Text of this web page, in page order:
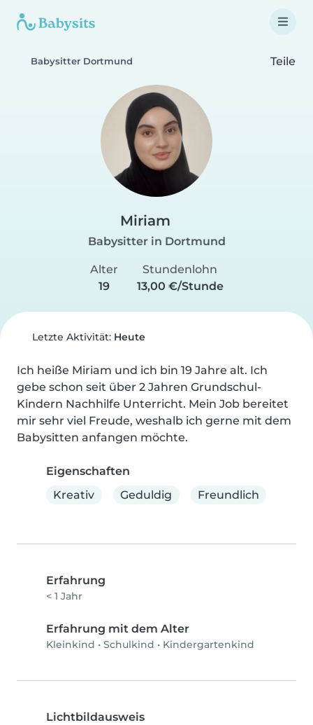
Babysitter Dortmund Teile
Miriam
Babysitter in Dortmund
Alter
19
Stundenlohn
13,00 €/Stunde
Letzte Aktivität: Heute
Ich heiße Miriam und ich bin 19 Jahre alt. Ich
gebe schon seit über 2 Jahren Grundschul-
Kindern Nachhilfe Unterricht. Mein Job bereitet
mir sehr viel Freude, weshalb ich gerne mit dem
Babysitten anfangen möchte.
Eigenschaften
Kreativ
Geduldig Freundlich
Erfahrung
< 1 Jahr
Erfahrung mit dem Alter
Kleinkind • Schulkind • Kindergartenkind
Lichtbildausweis